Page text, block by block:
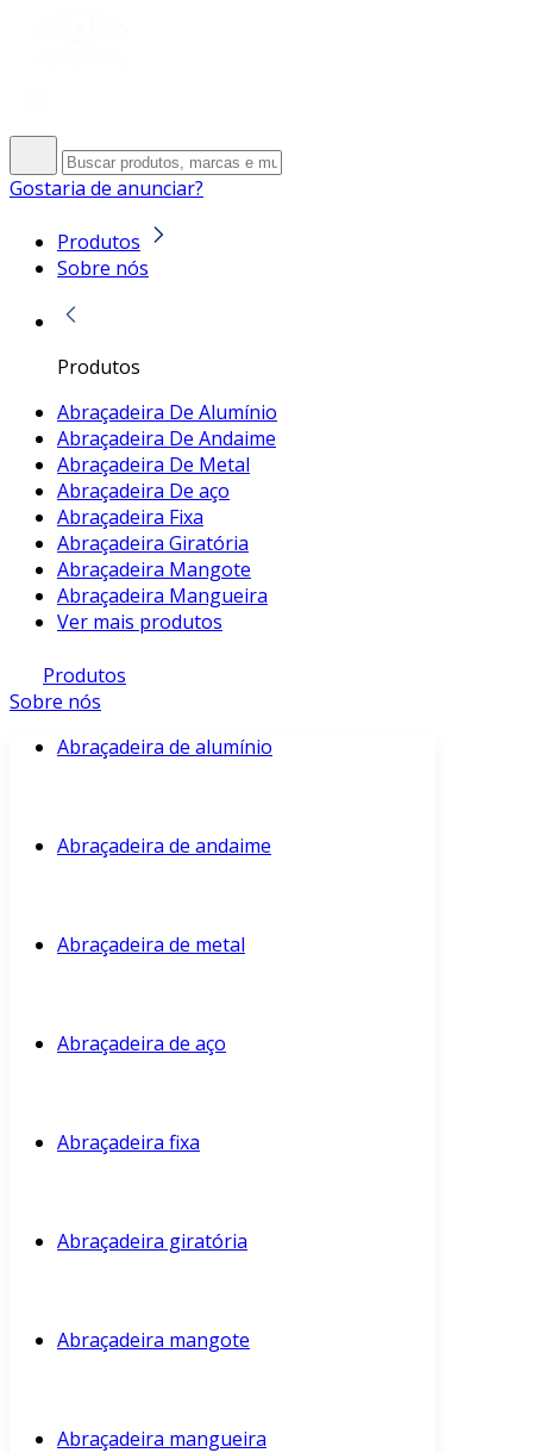
Gostaria de anunciar?
Produtos
Sobre nós
Produtos
Abraçadeira De Alumínio
Abraçadeira De Andaime
Abraçadeira De Metal
Abraçadeira De aço
Abraçadeira Fixa
Abraçadeira Giratória
Abraçadeira Mangote
Abraçadeira Mangueira
Ver mais produtos
Produtos
Sobre nós
Abraçadeira de alumínio
Abraçadeira de andaime
Abraçadeira de metal
Abraçadeira de aço
Abraçadeira fixa
Abraçadeira giratória
Abraçadeira mangote
Abraçadeira mangueira